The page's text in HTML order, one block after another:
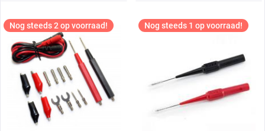
Nog steeds 2 op voorraad! Nog steeds 1 op voorraad!